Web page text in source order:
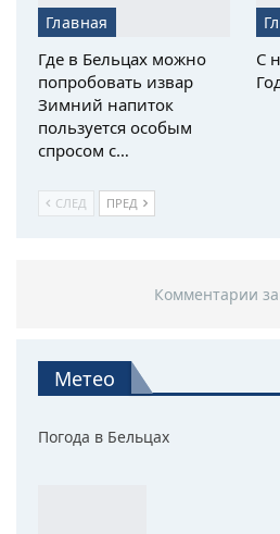
Главная
Где в Бельцах можно
попробовать извар
Зимний напиток
пользуется особым
спросом с…
С
СЛЕД ПРЕД
Комментарии
Метео
Погода в Бельцах